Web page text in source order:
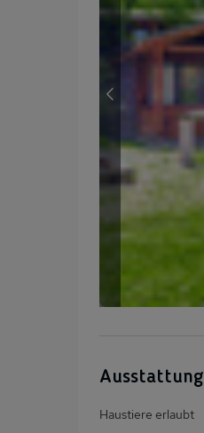
Ausstattung
Haustiere erlaubt